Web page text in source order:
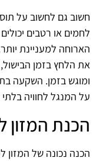
חשוב גם לחשוב על
לחמים או רטבים
הארוחה למעניינת
את הלחץ בזמן
ומוגש בזמן. השקעה
על המנגל לחוויה
הכנת המזון
הכנה נכונה של המזון